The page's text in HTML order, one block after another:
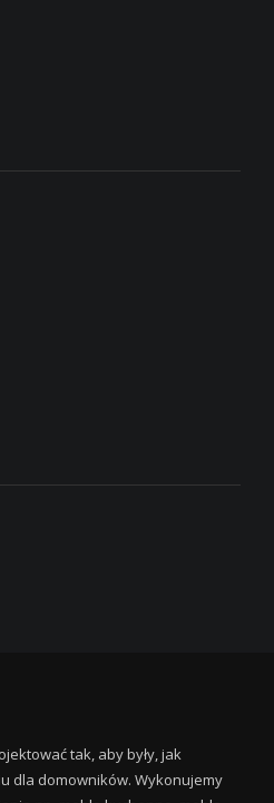
tak, aby były, jak
dla domowników. Wykonujemy